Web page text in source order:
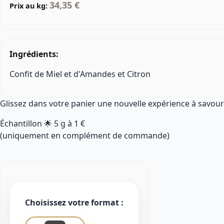
Prix au kg: 34,35 €
Ingrédients:
Confit de Miel et d'Amandes et Citron
Glissez dans votre panier une nouvelle expérience à
Échantillon 🌟 5 g à 1 €
(uniquement en complément de commande)
Choisissez votre format :